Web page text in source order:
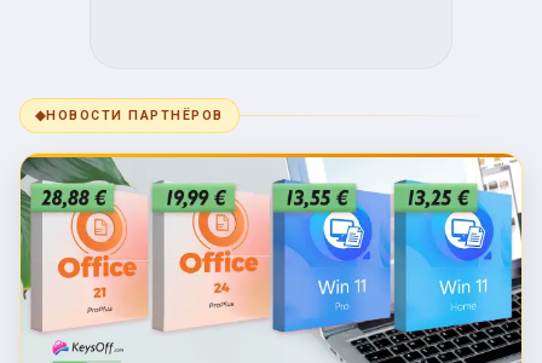
◆НОВОСТИ ПАРТНЁРОВ